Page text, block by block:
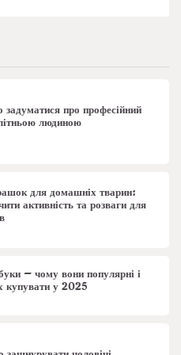
задуматися про професійний
людиною
для домашніх тварин:
активність та розваги для
– чому вони популярні і
купувати у 2025